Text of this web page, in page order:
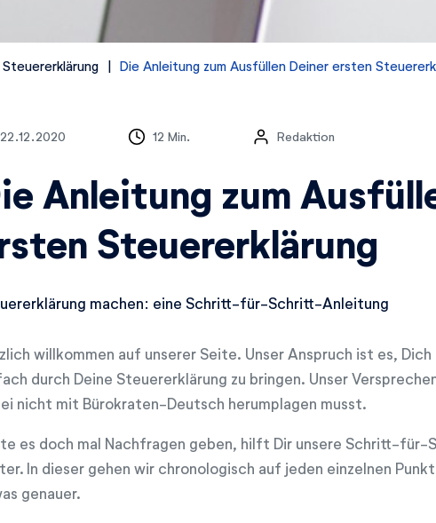
Die Anleitung zum Ausfüllen Deiner ersten
22.12.2020 12 Min. Redaktion
Anleitung zum
Steuererklärung
machen: eine Schritt-für-Schritt-Anleitung
willkommen auf unserer Seite. Unser Anspruch ist es,
durch Deine Steuererklärung zu bringen. Unser
nicht mit Bürokraten-Deutsch herumplagen musst.
es doch mal Nachfragen geben, hilft Dir unsere Schritt-
In dieser gehen wir chronologisch auf jeden einzelnen
genauer.